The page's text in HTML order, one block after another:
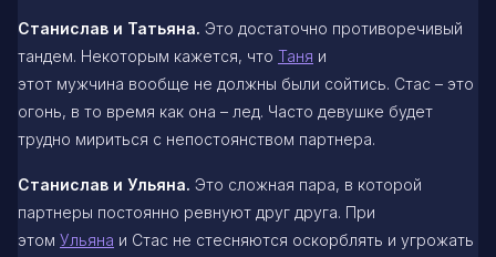
Станислав и Татьяна. Это достаточно противоречивый
тандем. Некоторым кажется, что Таня и
этот мужчина вообще не должны были сойтись. Стас – это
огонь, в то время как она – лед. Часто девушке будет
трудно мириться с непостоянством партнера.
Станислав и Ульяна. Это сложная пара, в которой
партнеры постоянно ревнуют друг друга. При
этом Ульяна и Стас не стесняются оскорблять и угрожать